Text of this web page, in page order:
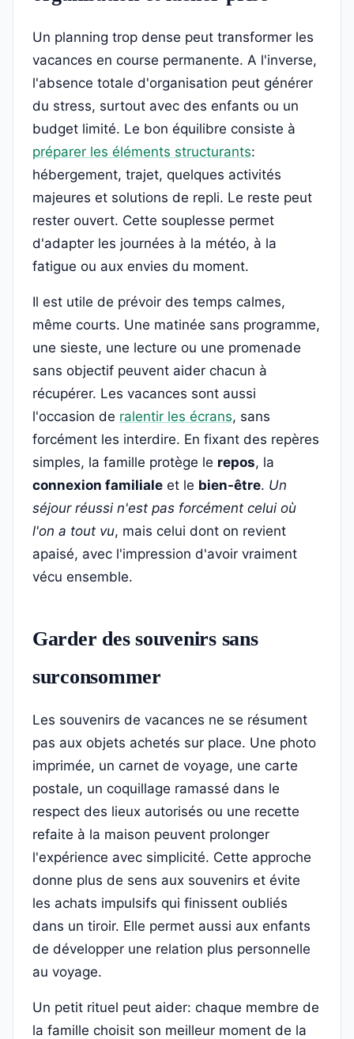
Un planning trop dense peut transformer les
vacances en course permanente. A l'inverse,
l'absence totale d'organisation peut générer
du stress, surtout avec des enfants ou un
budget limité. Le bon équilibre consiste à
préparer les éléments structurants:
hébergement, trajet, quelques activités
majeures et solutions de repli. Le reste peut
rester ouvert. Cette souplesse permet
d'adapter les journées à la météo, à la
fatigue ou aux envies du moment.
Il est utile de prévoir des temps calmes,
même courts. Une matinée sans programme,
une sieste, une lecture ou une promenade
sans objectif peuvent aider chacun à
récupérer. Les vacances sont aussi
l'occasion de ralentir les écrans, sans
forcément les interdire. En fixant des repères
simples, la famille protège le repos, la
connexion familiale et le bien-être. Un
séjour réussi n'est pas forcément celui où
l'on a tout vu, mais celui dont on revient
apaisé, avec l'impression d'avoir vraiment
vécu ensemble.
Garder des souvenirs sans
surconsommer
Les souvenirs de vacances ne se résument
pas aux objets achetés sur place. Une photo
imprimée, un carnet de voyage, une carte
postale, un coquillage ramassé dans le
respect des lieux autorisés ou une recette
refaite à la maison peuvent prolonger
l'expérience avec simplicité. Cette approche
donne plus de sens aux souvenirs et évite
les achats impulsifs qui finissent oubliés
dans un tiroir. Elle permet aussi aux enfants
de développer une relation plus personnelle
au voyage.
Un petit rituel peut aider: chaque membre de
la famille choisit son meilleur moment de la